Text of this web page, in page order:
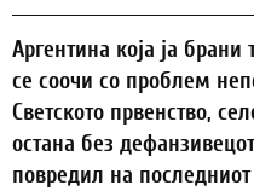
Аргентина која ја
се соочи со проблем
Светското првенство,
остана без
повредил на